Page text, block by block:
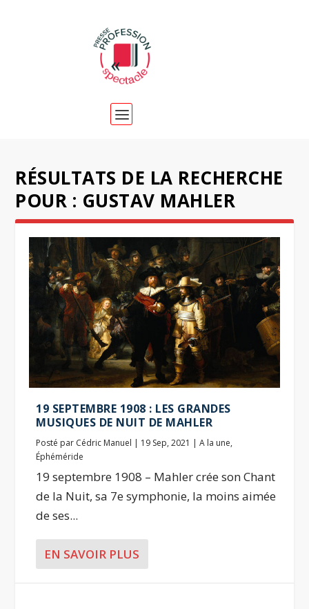
RÉSULTATS DE LA RECHERCHE
POUR : GUSTAV MAHLER
19 SEPTEMBRE 1908 : LES GRANDES
MUSIQUES DE NUIT DE MAHLER
Posté par Cédric Manuel | 19 Sep, 2021 |A la une,
Éphéméride
19 septembre 1908 – Mahler crée son Chant
de la Nuit, sa 7e symphonie, la moins aimée
de ses...
EN SAVOIR PLUS